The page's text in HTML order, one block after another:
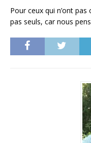
Pour ceux qui n’ont pas
pas seuls, car nous